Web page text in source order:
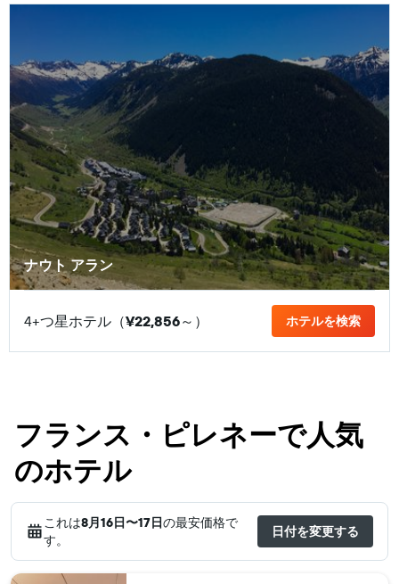
ナウト アラン
4+つ星ホテル（¥22,856​～） ホテルを検索
フランス・ピレネーで人気
のホテル
これは8月16日​〜17日の最安価格で
す。
日付を変更する